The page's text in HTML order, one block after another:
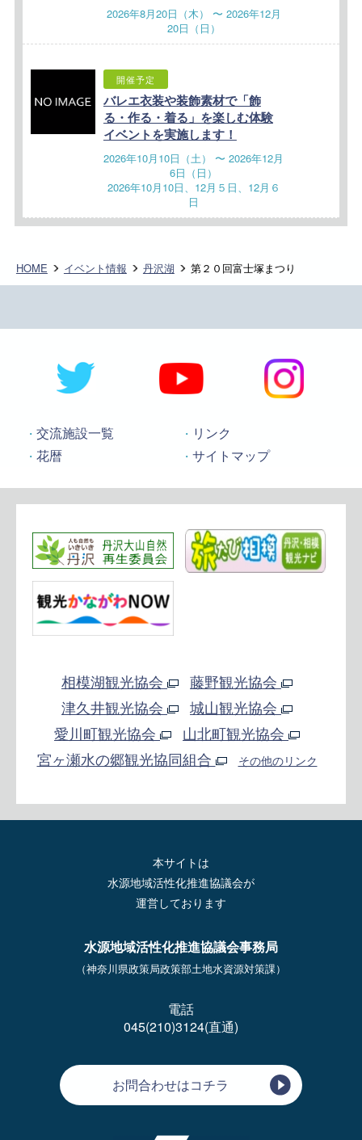
2026年8月20日（木） 〜 2026年12月
20日（日）
開催予定
バレエ衣装や装飾素材で「飾
る・作る・着る」を楽しむ体験
イベントを実施します！
2026年10月10日（土） 〜 2026年12月
6日（日）
2026年10月10日、12月５日、12月６
日
HOME イベント情報 丹沢湖 第２０回富士塚まつり
交流施設一覧
リンク
花暦
サイトマップ
相模湖観光協会
藤野観光協会
津久井観光協会
城山観光協会
愛川町観光協会
山北町観光協会
宮ヶ瀬水の郷観光協同組合
その他のリンク
本サイトは
水源地域活性化推進協議会が
運営しております
水源地域活性化推進協議会事務局
（神奈川県政策局政策部土地水資源対策課）
電話
045(210)3124(直通)
お問合わせはコチラ